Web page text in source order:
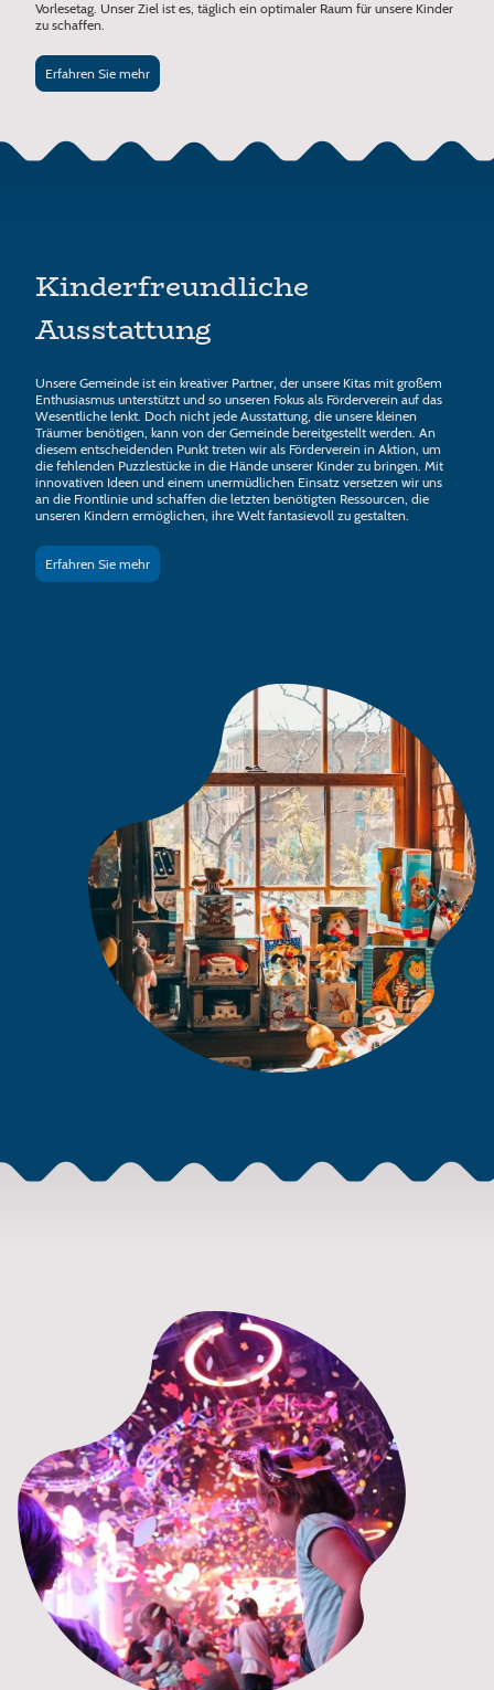
Vorlesetag. Unser Ziel ist es, täglich ein optimaler Raum für unsere Kinder
zu schaffen.
Erfahren Sie mehr
Kinderfreundliche
Ausstattung
Unsere Gemeinde ist ein kreativer Partner, der unsere Kitas mit großem
Enthusiasmus unterstützt und so unseren Fokus als Förderverein auf das
Wesentliche lenkt. Doch nicht jede Ausstattung, die unsere kleinen
Träumer benötigen, kann von der Gemeinde bereitgestellt werden. An
diesem entscheidenden Punkt treten wir als Förderverein in Aktion, um
die fehlenden Puzzlestücke in die Hände unserer Kinder zu bringen. Mit
innovativen Ideen und einem unermüdlichen Einsatz versetzen wir uns
an die Frontlinie und schaffen die letzten benötigten Ressourcen, die
unseren Kindern ermöglichen, ihre Welt fantasievoll zu gestalten.
Erfahren Sie mehr